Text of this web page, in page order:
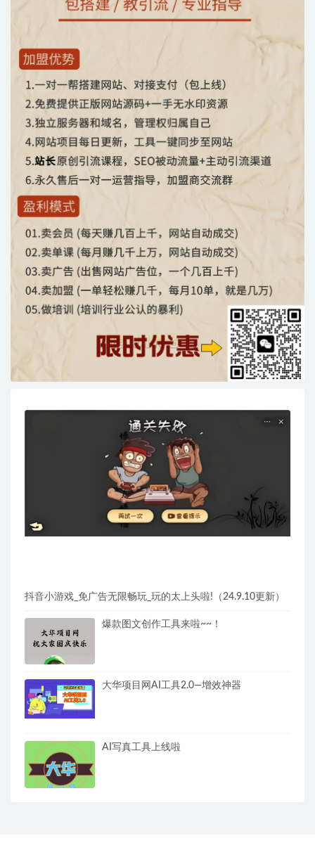
抖音小游戏_免广告无限畅玩_玩的太上头啦!（24.9.10更新）
爆款图文创作工具来啦~~！
大华项目网AI工具2.0—增效神器
AI写真工具上线啦